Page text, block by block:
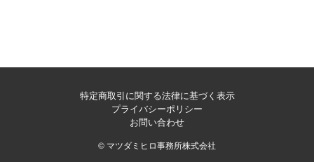
特定商取引に関する法律に基づく表示
プライバシーポリシー
お問い合わせ
© マツダミヒロ事務所株式会社